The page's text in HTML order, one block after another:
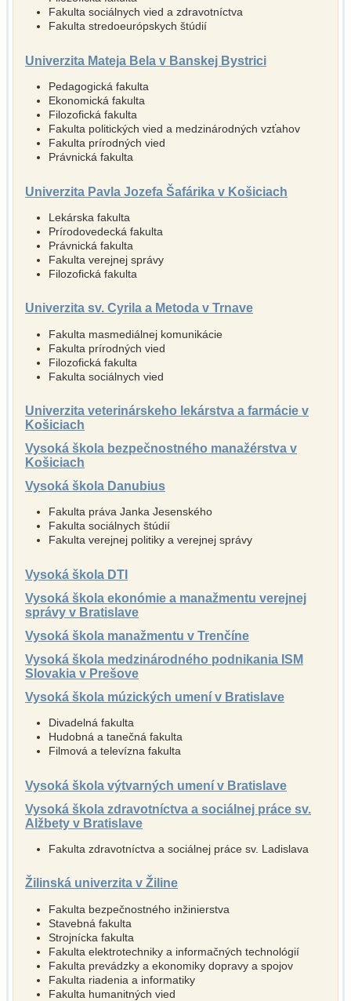
Fakulta sociálnych vied a zdravotníctva
Fakulta stredoeurópskych štúdií
Univerzita Mateja Bela v Banskej Bystrici
Pedagogická fakulta
Ekonomická fakulta
Filozofická fakulta
Fakulta politických vied a medzinárodných vzťahov
Fakulta prírodných vied
Právnická fakulta
Univerzita Pavla Jozefa Šafárika v Košiciach
Lekárska fakulta
Prírodovedecká fakulta
Právnická fakulta
Fakulta verejnej správy
Filozofická fakulta
Univerzita sv. Cyrila a Metoda v Trnave
Fakulta masmediálnej komunikácie
Fakulta prírodných vied
Filozofická fakulta
Fakulta sociálnych vied
Univerzita veterinárskeho lekárstva a farmácie v
Košiciach
Vysoká škola bezpečnostného manažérstva v
Košiciach
Vysoká škola Danubius
Fakulta práva Janka Jesenského
Fakulta sociálnych štúdií
Fakulta verejnej politiky a verejnej správy
Vysoká škola DTI
Vysoká škola ekonómie a manažmentu verejnej
správy v Bratislave
Vysoká škola manažmentu v Trenčíne
Vysoká škola medzinárodného podnikania ISM
Slovakia v Prešove
Vysoká škola múzických umení v Bratislave
Divadelná fakulta
Hudobná a tanečná fakulta
Filmová a televízna fakulta
Vysoká škola výtvarných umení v Bratislave
Vysoká škola zdravotníctva a sociálnej práce sv.
Alžbety v Bratislave
Fakulta zdravotníctva a sociálnej práce sv. Ladislava
Žilinská univerzita v Žiline
Fakulta bezpečnostného inžinierstva
Stavebná fakulta
Strojnícka fakulta
Fakulta elektrotechniky a informačných technológií
Fakulta prevádzky a ekonomiky dopravy a spojov
Fakulta riadenia a informatiky
Fakulta humanitných vied